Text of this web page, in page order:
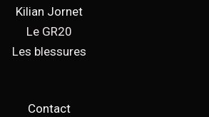
Kilian Jornet
Le GR20
Les blessures
Contact